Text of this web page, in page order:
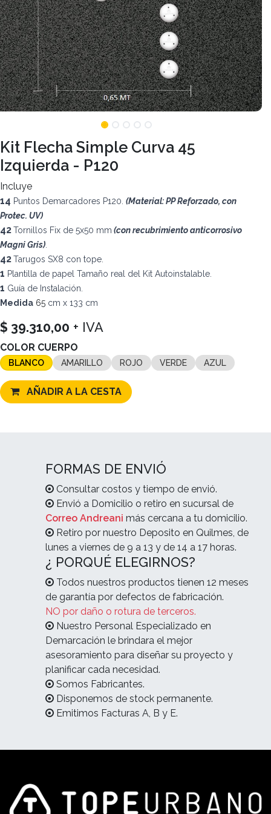
Kit Flecha Simple Curva 45
Izquierda - P120
Incluye
14 Puntos Demarcadores P120. (Material: PP Reforzado, con
Protec. UV)
42Tornillos Fix de 5x50 mm (con recubrimiento anticorrosivo
Magni Gris)
42Tarugos SX8 con tope.
1 Plantilla de papel Tamaño real del Kit Autoinstalable.
1 Guía de Instalación.
Medida 65 cm x 133 cm
$ 39.310,00 + IVA
COLOR CUERPO
BLANCO AMARILLO ROJO VERDE AZUL
AÑADIR A LA CESTA
FORMAS DE ENVIÓ
Consultar costos y tiempo de envió.
Envió a Domicilio o retiro en sucursal de
Correo Andreani más cercana a tu domicilio.
Retiro por nuestro Deposito en Quilmes, de
lunes a viernes de 9 a 13 y de 14 a 17 horas.
¿ PORQUÉ ELEGIRNOS?
Todos nuestros productos tienen 12 meses
de garantía por defectos de fabricación.
NO por daño o rotura de terceros.
Nuestro Personal Especializado en
Demarcación le brindara el mejor
asesoramiento para diseñar su proyecto y
planificar cada necesidad.
Somos Fabricantes.
Disponemos de stock permanente.
Emitimos Facturas A, B y E.